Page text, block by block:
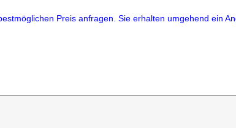
Preis anfragen. Sie erhalten umgehend ein